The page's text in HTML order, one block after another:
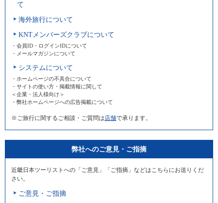
て
海外旅行について
KNTメンバーズクラブについて
・会員ID・ログインIDについて
・メールマガジンについて
システムについて
・ホームページの不具合について
・サイトの使い方・掲載情報に関して
＜企業・法人様向け＞
・弊社ホームページへの広告掲載について
※ご旅行に関するご相談・ご質問は 店舗で承ります。
弊社へのご意見・ご指摘
近畿日本ツーリストへの「ご意見」「ご指摘」などはこちらにお送りくだ
さい。
ご意見・ご指摘